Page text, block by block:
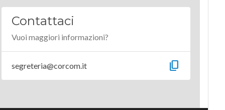
Contattaci
Vuoi maggiori informazioni?
segreteria@corcom.it content_copy